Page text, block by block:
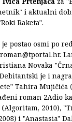
i aktualni
Raketa".
je postao osmi po
Novaka
je i
Tahira Mujičića
roman 2Adio
2010),
i "Anastasia"